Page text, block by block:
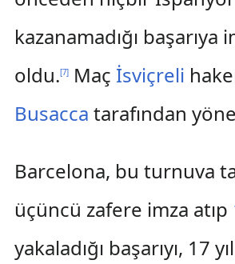
kazanamadığı başarıya
oldu.[7]Maç İsviçreli
Busacca tarafından
Barcelona, bu turnuva
üçüncü zafere imza atıp
yakaladığı başarıyı, 17